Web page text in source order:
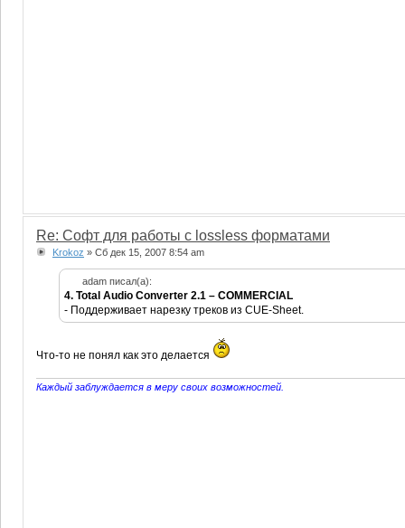
Re: Софт для работы с lossless форматами
Krokoz » Сб дек 15, 2007 8:54 am
adam писал(а):
4. Total Audio Converter 2.1 – COMMERCIAL
- Поддерживает нарезку треков из CUE-Sheet.
Что-то не понял как это делается
Каждый заблуждается в меру своих возможностей.